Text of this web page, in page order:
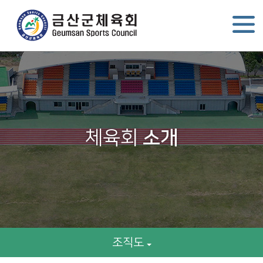
체육회소개
조직도